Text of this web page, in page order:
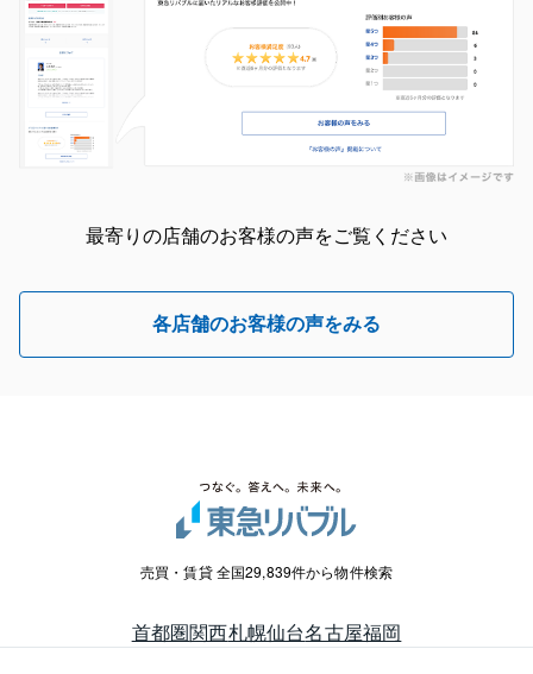
最寄りの店舗のお客様の声をご覧ください
各店舗のお客様の声をみる
売買・賃貸 全国29,839件から物件検索
首都圏関西札幌仙台名古屋福岡